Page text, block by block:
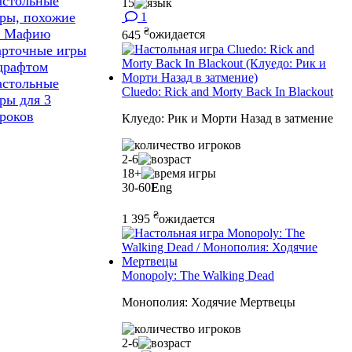
похожие
Мафию
игры
для 3
15
1
645 ₴ожидается
Cluedo: Rick and Morty Back In Blackout
Клуедо: Рик и Морти Назад в затмение
2-6
18+
30-60Eng
1 395 ₴ожидается
Monopoly: The Walking Dead
Монополия: Ходячие Мертвецы
2-6